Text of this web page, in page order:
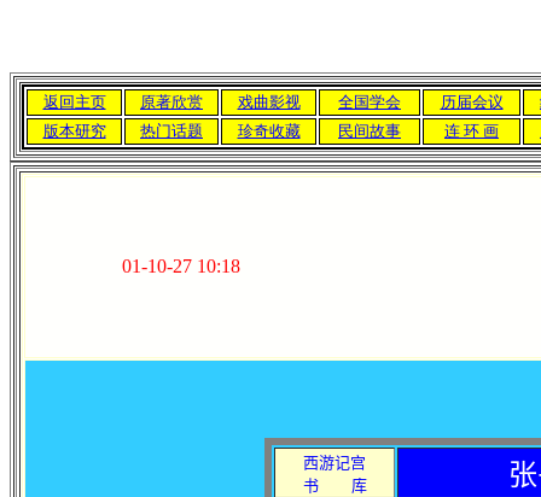
返回主页 原著欣赏 戏曲影视 全国学会 历届会议
版本研究
热门话题 珍奇收藏 民间故事 连 环 画
01-10-27 10:18
西游记宫
书
库